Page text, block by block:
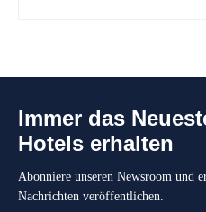
Immer das
Hotels erhalten
Abonniere unseren Newsroom und
Nachrichten veröffentlichen.